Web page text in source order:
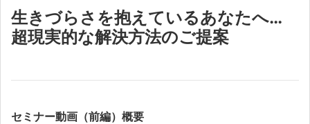
生きづらさを抱えているあなたへ…
超現実的な解決方法のご提案
セミナー動画（前編）概要